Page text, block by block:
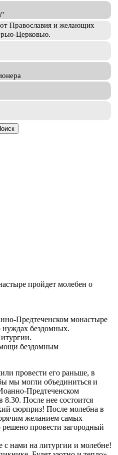
Православия и желающих
Церковью.
пройдет молебен о
Предтеченском монастыре
нуждах бездомных.
бездомным
провести его раньше, в
мы могли объединиться и
Предтеченском
8.30. После нее состоится
сюрприз! После молебна в
желанием самых
провести загородный
с нами на литургии и молебне!